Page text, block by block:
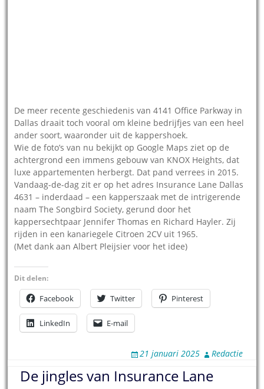
De meer recente geschiedenis van 4141 Office Parkway in
Dallas draait toch vooral om kleine bedrijfjes van een heel
ander soort, waaronder uit de kappershoek.
Wie de foto’s van nu bekijkt op Google Maps ziet op de
achtergrond een immens gebouw van KNOX Heights, dat
luxe appartementen herbergt. Dat pand verrees in 2015.
Vandaag-de-dag zit er op het adres Insurance Lane Dallas
4631 – inderdaad – een kapperszaak met de intrigerende
naam The Songbird Society, gerund door het
kappersechtpaar Jennifer Thomas en Richard Hayler. Zij
rijden in een kanariegele Citroen 2CV uit 1965.
(Met dank aan Albert Pleijsier voor het idee)
Dit delen:
Facebook Twitter Pinterest
LinkedIn E-mail
21 januari 2025 Redactie
De jingles van Insurance Lane